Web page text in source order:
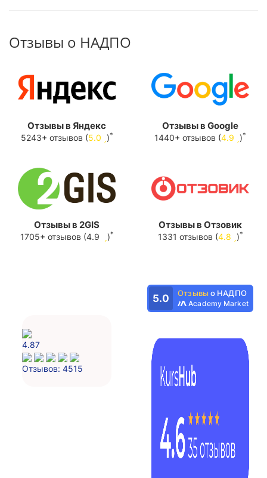
Отзывы о НАДПО
Отзывы в Яндекс
5243+ отзывов (5.0 )*
Отзывы в Google
1440+ отзывов (4.9 )*
Отзывы в 2GIS
1705+ отзывов (4.9 )*
Отзывы в Отзовик
1331 отзывов (4.8 )*
5.0 Отзывыо НАДПО
Academy Market
4.87
Отзывов: 4515